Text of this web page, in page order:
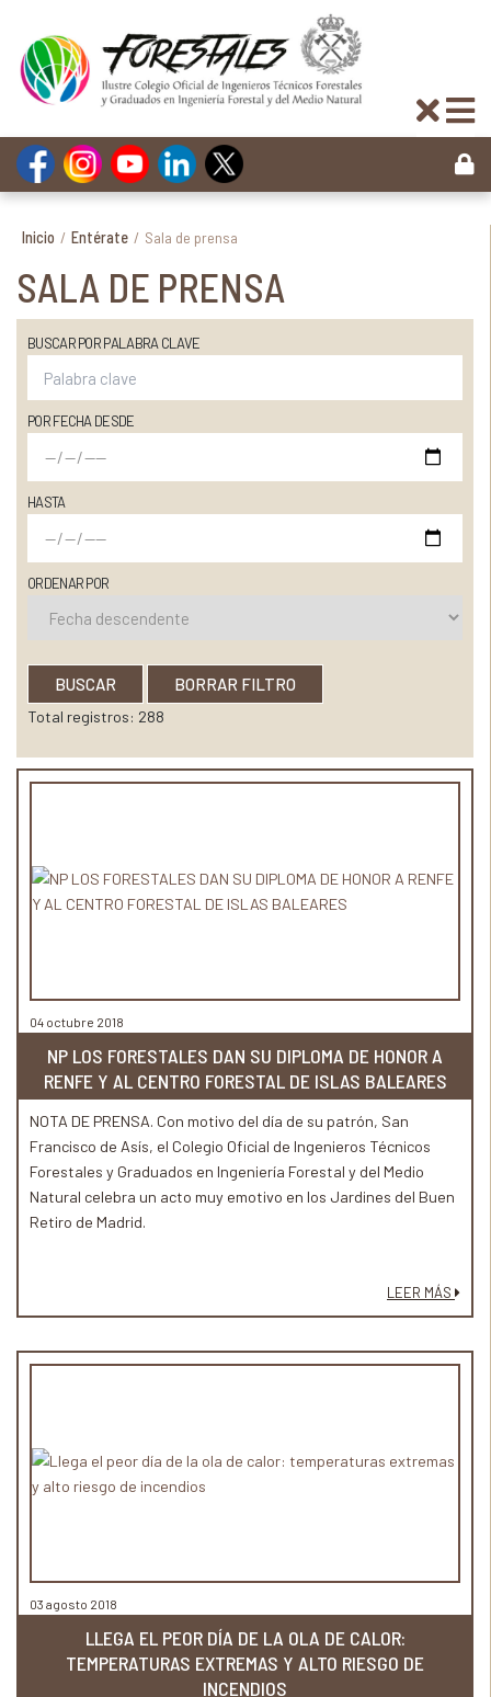
Inicio / Entérate / Sala de prensa
SALA DE PRENSA
BUSCAR POR PALABRA CLAVE
POR FECHA DESDE
HASTA
ORDENAR POR
BUSCAR BORRAR FILTRO
Total registros: 288
04 octubre 2018
NP LOS FORESTALES DAN SU DIPLOMA DE HONOR A
RENFE Y AL CENTRO FORESTAL DE ISLAS BALEARES
NOTA DE PRENSA. Con motivo del día de su patrón, San
Francisco de Asís, el Colegio Oficial de Ingenieros Técnicos
Forestales y Graduados en Ingeniería Forestal y del Medio
Natural celebra un acto muy emotivo en los Jardines del Buen
Retiro de Madrid.
LEER MÁS
03 agosto 2018
LLEGA EL PEOR DÍA DE LA OLA DE CALOR:
TEMPERATURAS EXTREMAS Y ALTO RIESGO DE
INCENDIOS